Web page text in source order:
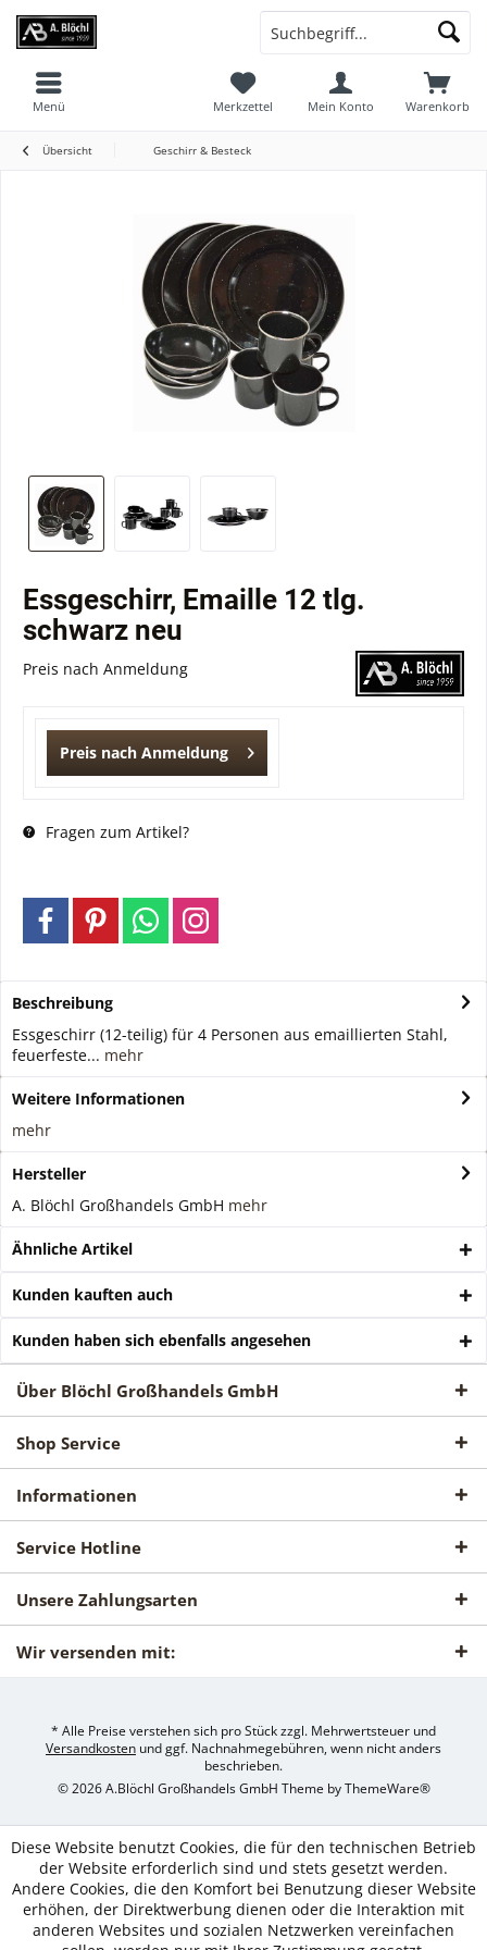
Warenkorb
Merkzettel Mein Konto
Menü
Übersicht Geschirr & Besteck
Essgeschirr, Emaille 12 tlg.
schwarz neu
Preis nach Anmeldung
Preis nach Anmeldung
Fragen zum Artikel?
Beschreibung
Essgeschirr (12-teilig) für 4 Personen aus emaillierten Stahl,
feuerfeste... mehr
Weitere Informationen
mehr
Hersteller
A. Blöchl Großhandels GmbH mehr
Ähnliche Artikel
Kunden kauften auch
Kunden haben sich ebenfalls angesehen
Über Blöchl Großhandels GmbH
Shop Service
Informationen
Service Hotline
Unsere Zahlungsarten
Wir versenden mit:
* Alle Preise verstehen sich pro Stück zzgl. Mehrwertsteuer und
Versandkosten und ggf. Nachnahmegebühren, wenn nicht anders
beschrieben.
© 2026 A.Blöchl Großhandels GmbH Theme byThemeWare®
Diese Website benutzt Cookies, die für den technischen Betrieb
der Website erforderlich sind und stets gesetzt werden.
Andere Cookies, die den Komfort bei Benutzung dieser Website
erhöhen, der Direktwerbung dienen oder die Interaktion mit
anderen Websites und sozialen Netzwerken vereinfachen